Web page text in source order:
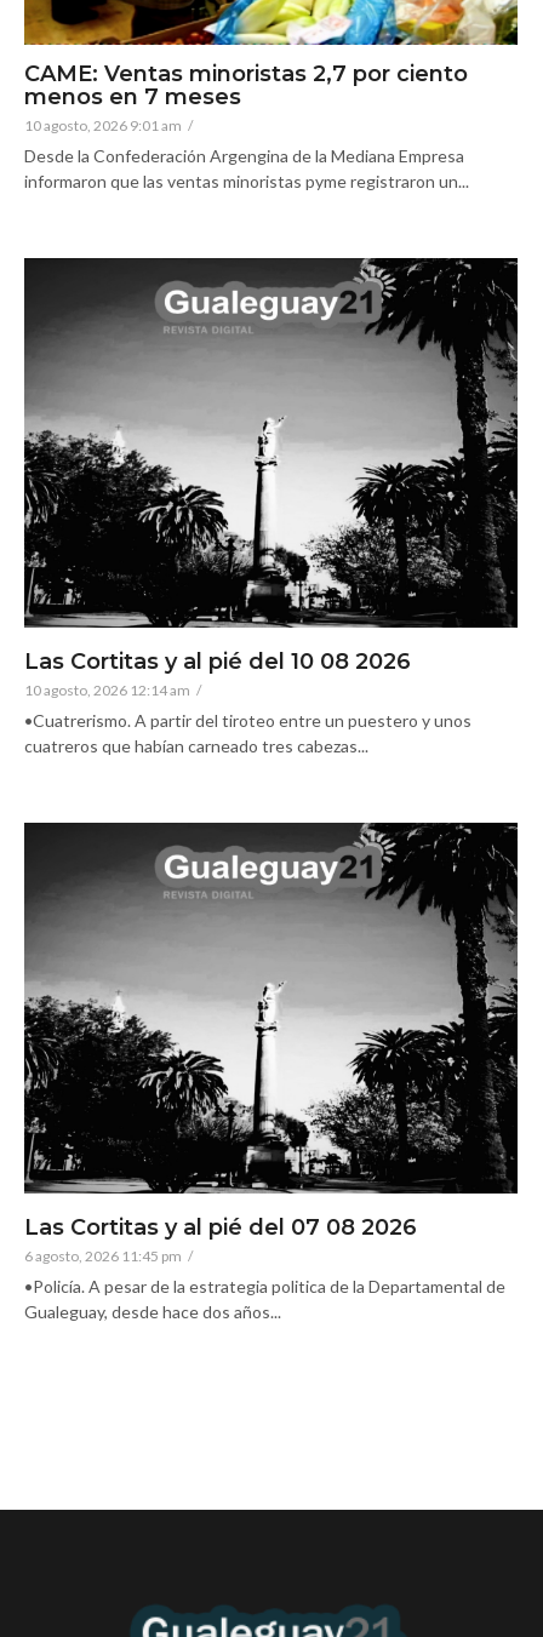
CAME: Ventas minoristas 2,7 por ciento
menos en 7 meses
10 agosto, 2026 9:01 am /
Desde la Confederación Argengina de la Mediana Empresa
informaron que las ventas minoristas pyme registraron un...
Las Cortitas y al pié del 10 08 2026
10 agosto, 2026 12:14 am /
•Cuatrerismo. A partir del tiroteo entre un puestero y unos
cuatreros que habían carneado tres cabezas...
Las Cortitas y al pié del 07 08 2026
6 agosto, 2026 11:45 pm /
•Policía. A pesar de la estrategia politica de la Departamental de
Gualeguay, desde hace dos años...